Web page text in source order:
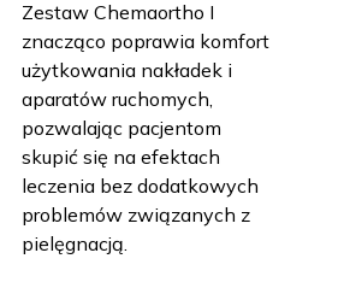
Zestaw Chemaortho I
znacząco poprawia komfort
użytkowania nakładek i
aparatów ruchomych,
pozwalając pacjentom
skupić się na efektach
leczenia bez dodatkowych
problemów związanych z
pielęgnacją.